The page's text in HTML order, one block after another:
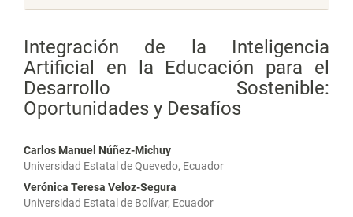
Integración de la Inteligencia
Artificial en la Educación para el
Desarrollo Sostenible:
Oportunidades y Desafíos
Carlos Manuel Núñez-Michuy
Universidad Estatal de Quevedo, Ecuador
Verónica Teresa Veloz-Segura
Universidad Estatal de Bolívar, Ecuador